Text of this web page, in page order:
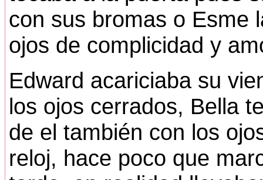
con sus bromas o Esme
ojos de complicidad y
Edward acariciaba su
los ojos cerrados, Bella
de el también con los
reloj, hace poco que